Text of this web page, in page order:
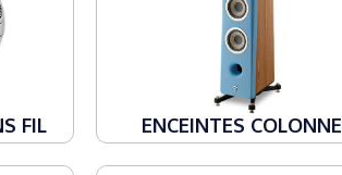
FIL ENCEINTES COLONNE